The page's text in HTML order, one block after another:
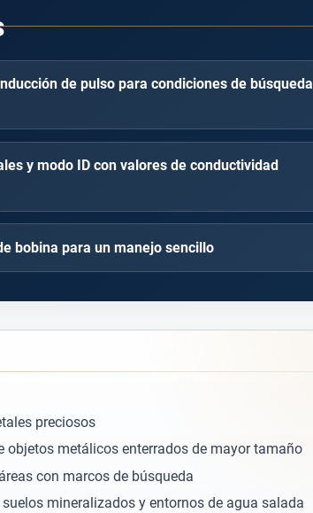
de pulso para condiciones de búsqueda
y modo ID con valores de conductividad
bobina para un manejo sencillo
preciosos
objetos metálicos enterrados de mayor tamaño
con marcos de búsqueda
mineralizados y entornos de agua salada